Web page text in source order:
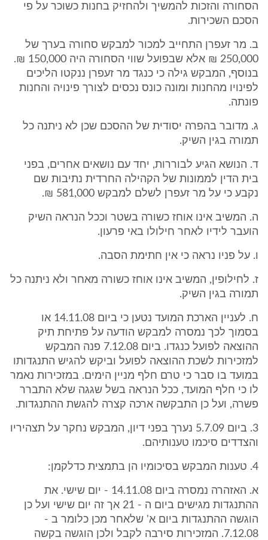
הסחורה והזכות להמשיך ולהחזיק בחנות כשוכר על פי
הסכם השכירות.
ב. מר זעפרן התחייב למכור למבקש סחורה בערך של
250,000 ₪ אלא שבפועל שווי הסחורה היה 150,000 ₪.
בנוסף, המבקש גילה כי כנגד מר זעפרן ננקטו הליכים
לפינויו מהחנות ומונה כונס נכסים לצורך פינויה והחנות
פונתה.
ג. מדובר בהפרה יסודית של ההסכם שכן לא ניתנה כל
תמורה בגין השיק.
ד. הנושא הגיע לבוררות, יחד עם נושאים אחרים, בפני
בית הדין לממונות של הקהילה החרדית נתיבות שם
נקבע כי על מר זעפרן לשלם למבקש 581,000 ₪.
ה. המשיב אינו אוחז כשורה בשטר וככל הנראה השיק
הועבר לידיו לאחר חילולו באי פרעון.
ו. על פניו נראה כי אין חתימת הסבה.
ז. לחילופין, המשיב אינו אוחז כשורה מאחר ולא ניתנה כל
תמורה בגין השיק.
ח. לעניין הארכת המועד נטען כי ביום 14.11.08 או
בסמוך לכך נמסרה למבקש הודעה על פתיחת תיק
ההוצאה לפועל כנגדו. ביום 7.12.08 פנה המבקש
למזכירות לשכת ההוצאה לפועל וביקש להגיש התנגדותו
במועד בו סבר כי טרם חלף מניין הימים. במזכירות נאמר
לו כי חלף המועד, ככל הנראה בשל שגגה שלא התברר
פשרה, ועל כן התבקשה ארכה קצרה להגשת ההתנגדות.
3. ביום 5.7.09 נערך בפני דיון, המבקש נחקר על תצהיריו
והצדדים סיכמו טענותיהם.
4. טענות המבקש בסיכומיו הן בתמצית כדלקמן:
א. האזהרה נמסרה ביום 14.11.08 - יום שישי. את
ההתנגדות מגישים ביום ה - 21 אך זה יום שישי ועל כן
הוגשה ההתנגדות ביום א' שלאחר מכן כלומר ב -
7.12.08. המזכירות סירבה לקבל ולכן הוגשה בקשה